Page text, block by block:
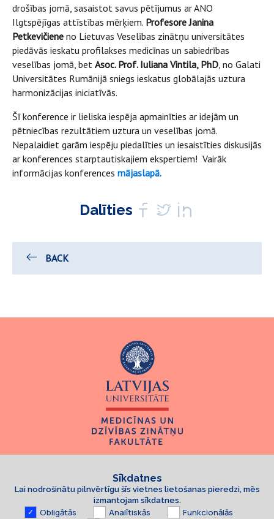
drošības jomā, sasaistot savus pētījumus ar ANO
Ilgtspējīgas attīstības mērķiem. Profesore Janina
Petkevičiene no Lietuvas Veselības zinātņu universitātes
piedāvās ieskatu profilakses medicīnas un sabiedrības
veselības jomā, bet Asoc. Prof. Iuliana Vintila, PhD , no Galati
Universitātes Rumānijā sniegs ieskatus globālajās uztura
harmonizācijas iniciatīvās.
Šī konference ir lieliska iespēja apmainīties ar idejām un
pētniecības rezultātiem uztura un veselības jomā.
Nepalaidiet garām iespēju piedalīties un iesaistīties diskusijās
ar konferences starptautiskajiem ekspertiem! Vairāk
informācijas konferences mājaslapā.
Dalīties
BACK
Sīkdatnes
Lai nodrošinātu pilnvērtīgu šīs vietnes lietošanas pieredzi, mēs
izmantojam sīkdatnes.
Obligātās Analītiskās Funkcionālās